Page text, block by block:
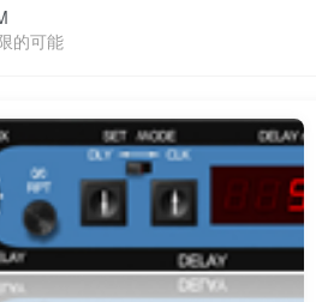
的可能